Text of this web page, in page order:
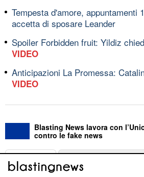
Tempesta d'amore, appuntamenti
accetta di sposare Leander
Spoiler Forbidden fruit: Yildiz
VIDEO
Anticipazioni La Promessa:
VIDEO
Blasting News lavora con
contro le fake news
ABOUT